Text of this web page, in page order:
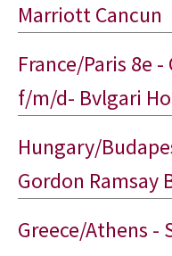
Marriott Cancun
France/Paris 8e
f/m/d- Bvlgari
Hungary/
Gordon Ramsay
Greece/Athens